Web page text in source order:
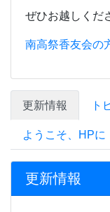
ぜひお越しくだ
南高祭香友会の
更新情報 ト
ようこそ、HPに
更新情報